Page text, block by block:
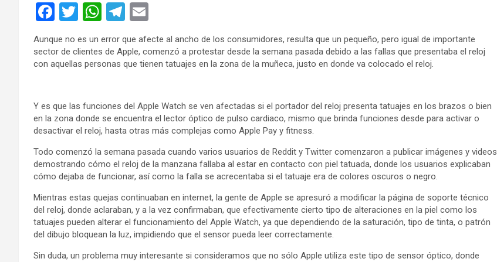
F
ce
b
o
k
T
tt
er
W
at
s
p
p
T
e
gr
m
m
ail
Aunque no es un error que afecte al ancho de los consumidores, resulta que un pequeño, pero igual de importante
sector de clientes de Apple, comenzó a protestar desde la semana pasada debido a las fallas que presentaba el reloj
con aquellas personas que tienen tatuajes en la zona de la muñeca, justo en donde va colocado el reloj.
Y es que las funciones del Apple Watch se ven afectadas si el portador del reloj presenta tatuajes en los brazos o bien
en la zona donde se encuentra el lector óptico de pulso cardiaco, mismo que brinda funciones desde para activar o
desactivar el reloj, hasta otras más complejas como Apple Pay y fitness.
Todo comenzó la semana pasada cuando varios usuarios de Reddit y Twitter comenzaron a publicar imágenes y videos
demostrando cómo el reloj de la manzana fallaba al estar en contacto con piel tatuada, donde los usuarios explicaban
cómo dejaba de funcionar, así como la falla se acrecentaba si el tatuaje era de colores oscuros o negro.
Mientras estas quejas continuaban en internet, la gente de Apple se apresuró a modificar la página de soporte técnico
del reloj, donde aclaraban, y a la vez confirmaban, que efectivamente cierto tipo de alteraciones en la piel como los
tatuajes pueden alterar el funcionamiento del Apple Watch, ya que dependiendo de la saturación, tipo de tinta, o patrón
del dibujo bloquean la luz, impidiendo que el sensor pueda leer correctamente.
Sin duda, un problema muy interesante si consideramos que no sólo Apple utiliza este tipo de sensor óptico, donde